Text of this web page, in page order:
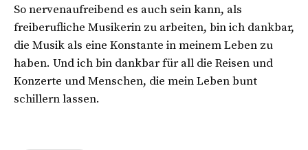
So nervenaufreibend es auch sein kann, als
freiberufliche Musikerin zu arbeiten, bin ich dankbar,
die Musik als eine Konstante in meinem Leben zu
haben. Und ich bin dankbar für all die Reisen und
Konzerte und Menschen, die mein Leben bunt
schillern lassen.